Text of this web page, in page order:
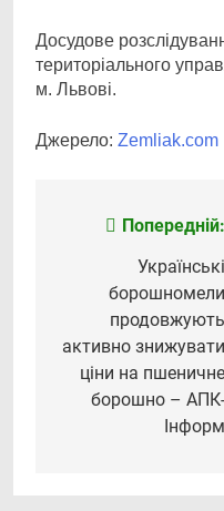
Досудове
територіального
м. Львові.
Джерело: Zemliak.com
Навігація
записів
Попередній:
Українські
борошномели
продовжують
активно знижувати
ціни на пшеничне
борошно – АПК-
Інформ